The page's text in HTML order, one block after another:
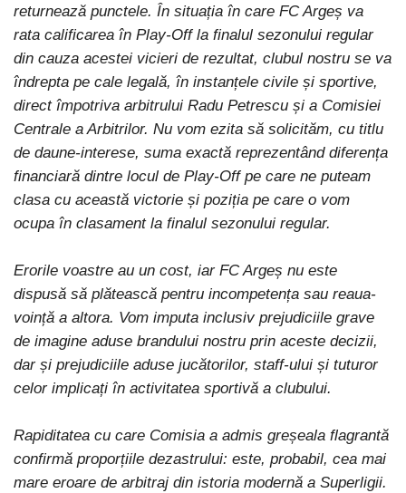
returnează punctele. În situația în care FC Argeș va
rata calificarea în Play-Off la finalul sezonului regular
din cauza acestei vicieri de rezultat, clubul nostru se va
îndrepta pe cale legală, în instanțele civile și sportive,
direct împotriva arbitrului Radu Petrescu și a Comisiei
Centrale a Arbitrilor. Nu vom ezita să solicităm, cu titlu
de daune-interese, suma exactă reprezentând diferența
financiară dintre locul de Play-Off pe care ne puteam
clasa cu această victorie și poziția pe care o vom
ocupa în clasament la finalul sezonului regular.
Erorile voastre au un cost, iar FC Argeș nu este
dispusă să plătească pentru incompetența sau reaua-
voință a altora. Vom imputa inclusiv prejudiciile grave
de imagine aduse brandului nostru prin aceste decizii,
dar și prejudiciile aduse jucătorilor, staff-ului și tuturor
celor implicați în activitatea sportivă a clubului.
Rapiditatea cu care Comisia a admis greșeala flagrantă
confirmă proporțiile dezastrului: este, probabil, cea mai
mare eroare de arbitraj din istoria modernă a Superligii.